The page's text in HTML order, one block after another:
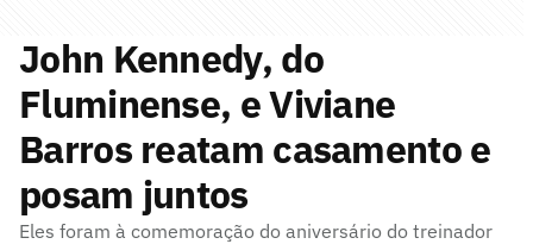
John Kennedy, do
Fluminense, e Viviane
Barros reatam casamento e
posam juntos
Eles foram à comemoração do aniversário do treinador